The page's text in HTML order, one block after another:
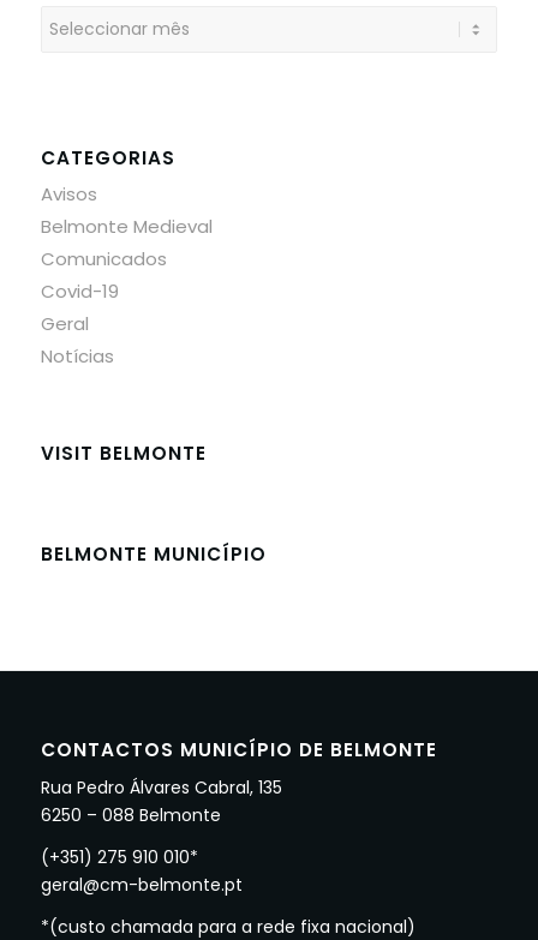
CATEGORIAS
Avisos
Belmonte Medieval
Comunicados
Covid-19
Geral
Notícias
VISIT BELMONTE
BELMONTE MUNICÍPIO
CONTACTOS MUNICÍPIO DE BELMONTE
Rua Pedro Álvares Cabral, 135
6250 – 088 Belmonte
(+351) 275 910 010*
geral@cm-belmonte.pt
*(custo chamada para a rede fixa nacional)